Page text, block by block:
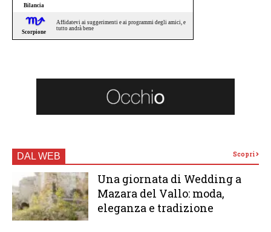
DAL WEB Scopri
Una giornata di Wedding a
Mazara del Vallo: moda,
eleganza e tradizione